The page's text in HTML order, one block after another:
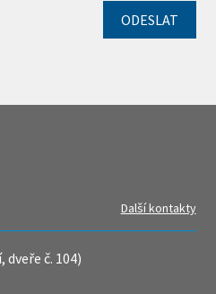
Další kontakty
č. 104)